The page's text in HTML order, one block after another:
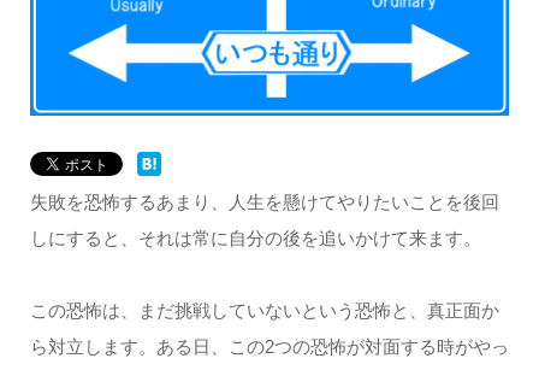
失敗を恐怖するあまり、人生を懸けてやりたいことを後回
しにすると、それは常に自分の後を追いかけて来ます。
この恐怖は、まだ挑戦していないという恐怖と、真正面か
ら対立します。ある日、この2つの恐怖が対面する時がやっ